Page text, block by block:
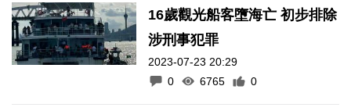
16歲觀光船客墮海亡 初步排除
涉刑事犯罪
2023-07-23 20:29
0
6765 0